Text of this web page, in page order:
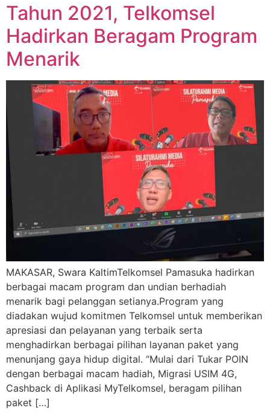
Tahun 2021, Telkomsel
Hadirkan Beragam Program
Menarik
MAKASAR, Swara KaltimTelkomsel Pamasuka hadirkan
berbagai macam program dan undian berhadiah
menarik bagi pelanggan setianya.Program yang
diadakan wujud komitmen Telkomsel untuk memberikan
apresiasi dan pelayanan yang terbaik serta
menghadirkan berbagai pilihan layanan paket yang
menunjang gaya hidup digital. “Mulai dari Tukar POIN
dengan berbagai macam hadiah, Migrasi USIM 4G,
Cashback di Aplikasi MyTelkomsel, beragam pilihan
paket […]